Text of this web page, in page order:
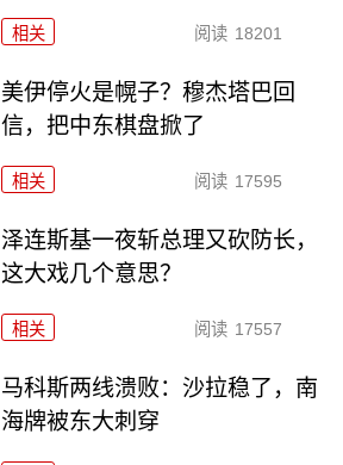
相关 阅读 18201
美伊停火是幌子？穆杰塔巴回
信，把中东棋盘掀了
相关 阅读 17595
泽连斯基一夜斩总理又砍防长，
这大戏几个意思？
相关 阅读 17557
马科斯两线溃败：沙拉稳了，南
海牌被东大刺穿